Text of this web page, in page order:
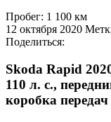
Пробег: 1 100 км
12 октября 2020
Поделиться:
Skoda Rapid
110 л. с.,
коробка